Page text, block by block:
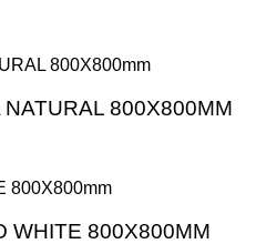
800X800MM
WHITE 800X800MM